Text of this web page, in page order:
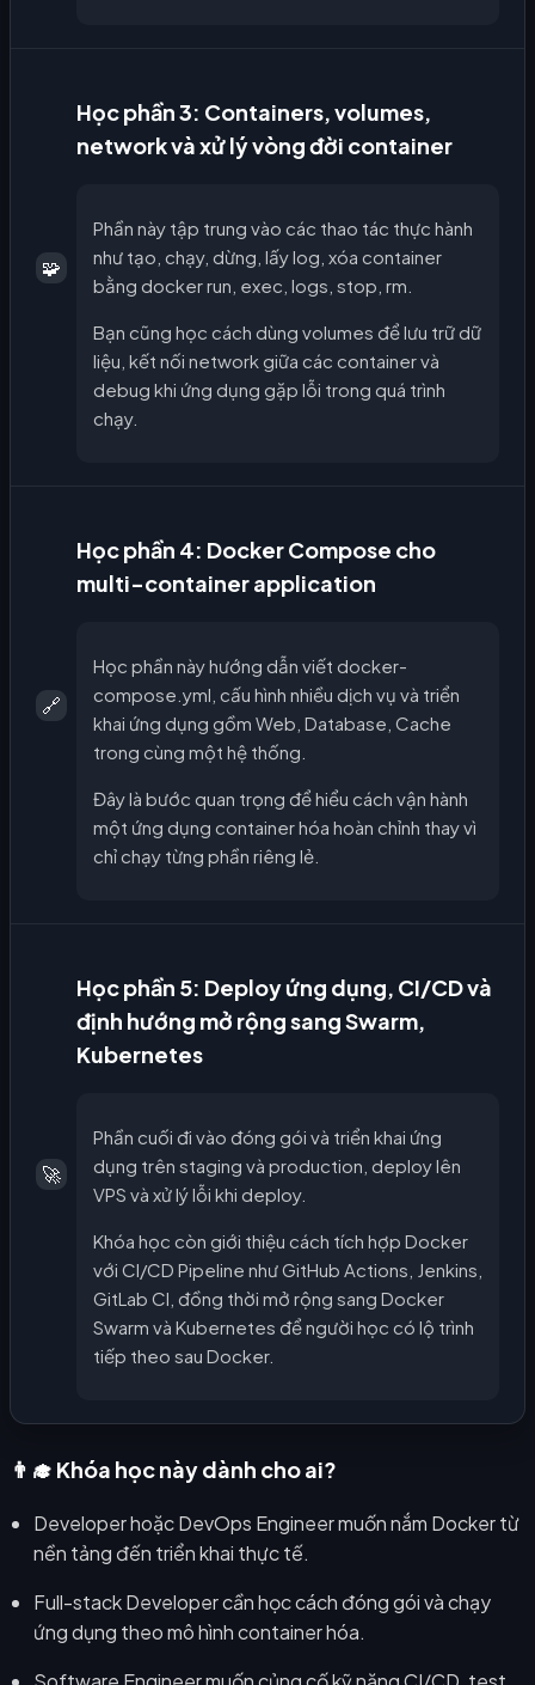
🧩
Học phần 3: Containers, volumes,
network và xử lý vòng đời container
Phần này tập trung vào các thao tác thực hành
như tạo, chạy, dừng, lấy log, xóa container
bằng docker run, exec, logs, stop, rm.
Bạn cũng học cách dùng volumes để lưu trữ dữ
liệu, kết nối network giữa các container và
debug khi ứng dụng gặp lỗi trong quá trình
chạy.
🔗
Học phần 4: Docker Compose cho
multi-container application
Học phần này hướng dẫn viết docker-
compose.yml, cấu hình nhiều dịch vụ và triển
khai ứng dụng gồm Web, Database, Cache
trong cùng một hệ thống.
Đây là bước quan trọng để hiểu cách vận hành
một ứng dụng container hóa hoàn chỉnh thay vì
chỉ chạy từng phần riêng lẻ.
🚀
Học phần 5: Deploy ứng dụng, CI/CD và
định hướng mở rộng sang Swarm,
Kubernetes
Phần cuối đi vào đóng gói và triển khai ứng
dụng trên staging và production, deploy lên
VPS và xử lý lỗi khi deploy.
Khóa học còn giới thiệu cách tích hợp Docker
với CI/CD Pipeline như GitHub Actions, Jenkins,
GitLab CI, đồng thời mở rộng sang Docker
Swarm và Kubernetes để người học có lộ trình
tiếp theo sau Docker.
👨‍🎓 Khóa học này dành cho ai?
Developer hoặc DevOps Engineer muốn nắm Docker từ
nền tảng đến triển khai thực tế.
Full-stack Developer cần học cách đóng gói và chạy
ứng dụng theo mô hình container hóa.